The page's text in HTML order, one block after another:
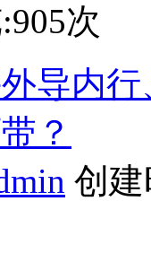
905次
导内
？
创